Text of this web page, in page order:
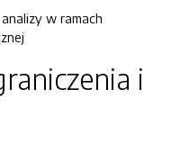
w ramach
i